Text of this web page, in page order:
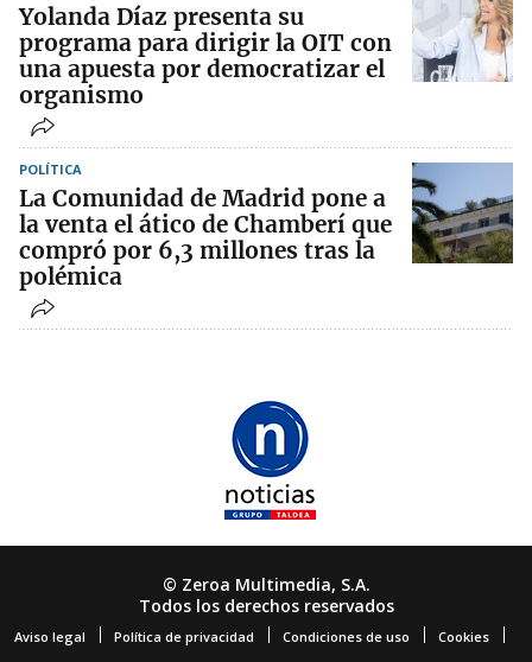
Yolanda Díaz presenta su
programa para dirigir la OIT con
una apuesta por democratizar el
organismo
POLÍTICA
La Comunidad de Madrid pone a
la venta el ático de Chamberí que
compró por 6,3 millones tras la
polémica
© Zeroa Multimedia, S.A.
Todos los derechos reservados
Aviso legal Política de privacidad Condiciones de uso Cookies